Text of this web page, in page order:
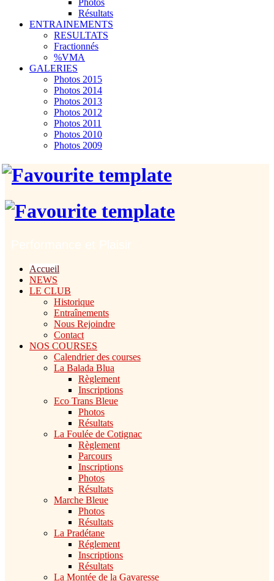
Photos
Résultats
ENTRAINEMENTS
RESULTATS
Fractionnés
%VMA
GALERIES
Photos 2015
Photos 2014
Photos 2013
Photos 2012
Photos 2011
Photos 2010
Photos 2009
Accueil
NEWS
LE CLUB
Historique
Entraînements
Nous Rejoindre
Contact
NOS COURSES
Calendrier des courses
La Balada Blua
Règlement
Inscriptions
Eco Trans Bleue
Photos
Résultats
La Foulée de Cotignac
Règlement
Parcours
Inscriptions
Photos
Résultats
Marche Bleue
Photos
Résultats
La Pradétane
Réglement
Inscriptions
Résultats
La Montée de la Gavaresse